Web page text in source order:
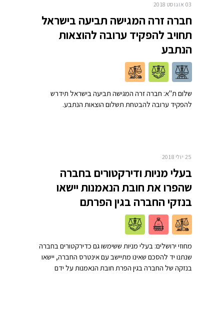
03 אוגוסט 2018
חברה זרה המגישה תביעה בישראל
תחויב להפקיד ערובה להוצאות
הנתבע
שלום ת"א: חברה זרה המגישה תביעה בישראל תידרש
להפקיד ערובה להבטחת תשלום הוצאות הנתבע.
25 יולי 2018
בעלי מניות ודירקטורים בחברה
שהפרו את חובת הנאמנות יישאו
בנזקי החברה בגין הפרתם
מחוזי ירושלים: בעלי מניות ששימשו גם כדירקטורים בחברה
שנתנו יד להסכם שאינו מתיישב עם אינטרס החברה, יישאו
בנזקה של החברה בגין הפרת חובת הנאמנות על ידם